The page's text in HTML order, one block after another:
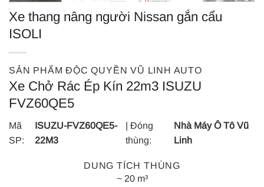
Xe thang nâng người Nissan gắn cẩu
ISOLI
SẢN PHẨM ĐỘC QUYỀN VŨ LINH AUTO
Xe Chở Rác Ép Kín 22m3 ISUZU
FVZ60QE5
Mã
SP:
ISUZU-FVZ60QE5-
22M3
| Đóng
thùng:
Nhà Máy Ô Tô Vũ
Linh
DUNG TÍCH THÙNG
~ 20 m³